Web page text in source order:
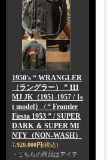
1950's “ WRANGLER
（ラングラー） ” 111
MJ JK（1951-1957 / 1s
t model） / “ Frontier
Fiesta 1953 ” / SUPER
DARK ＆ SUPER MI
NTY（NON-WASH）
7,920,000円(税込)
・こちらの商品はアイテ